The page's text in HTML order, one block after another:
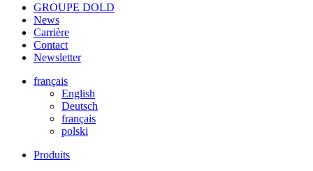
GROUPE DOLD
News
Carrière
Contact
Newsletter
français
English
Deutsch
français
polski
Produits